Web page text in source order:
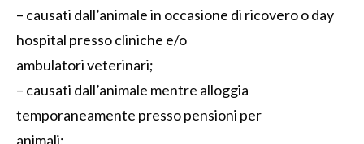
– causati dall’animale in occasione di ricovero o day
hospital presso cliniche e/o
ambulatori veterinari;
– causati dall’animale mentre alloggia
temporaneamente presso pensioni per
animali;